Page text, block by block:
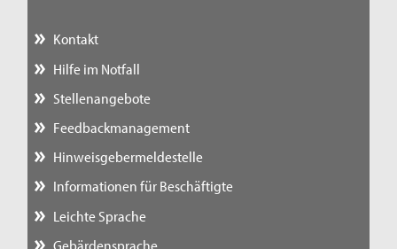
Kontakt
Hilfe im Notfall
Stellenangebote
Feedbackmanagement
Hinweisgebermeldestelle
Informationen für Beschäftigte
Leichte Sprache
Gebärdensprache